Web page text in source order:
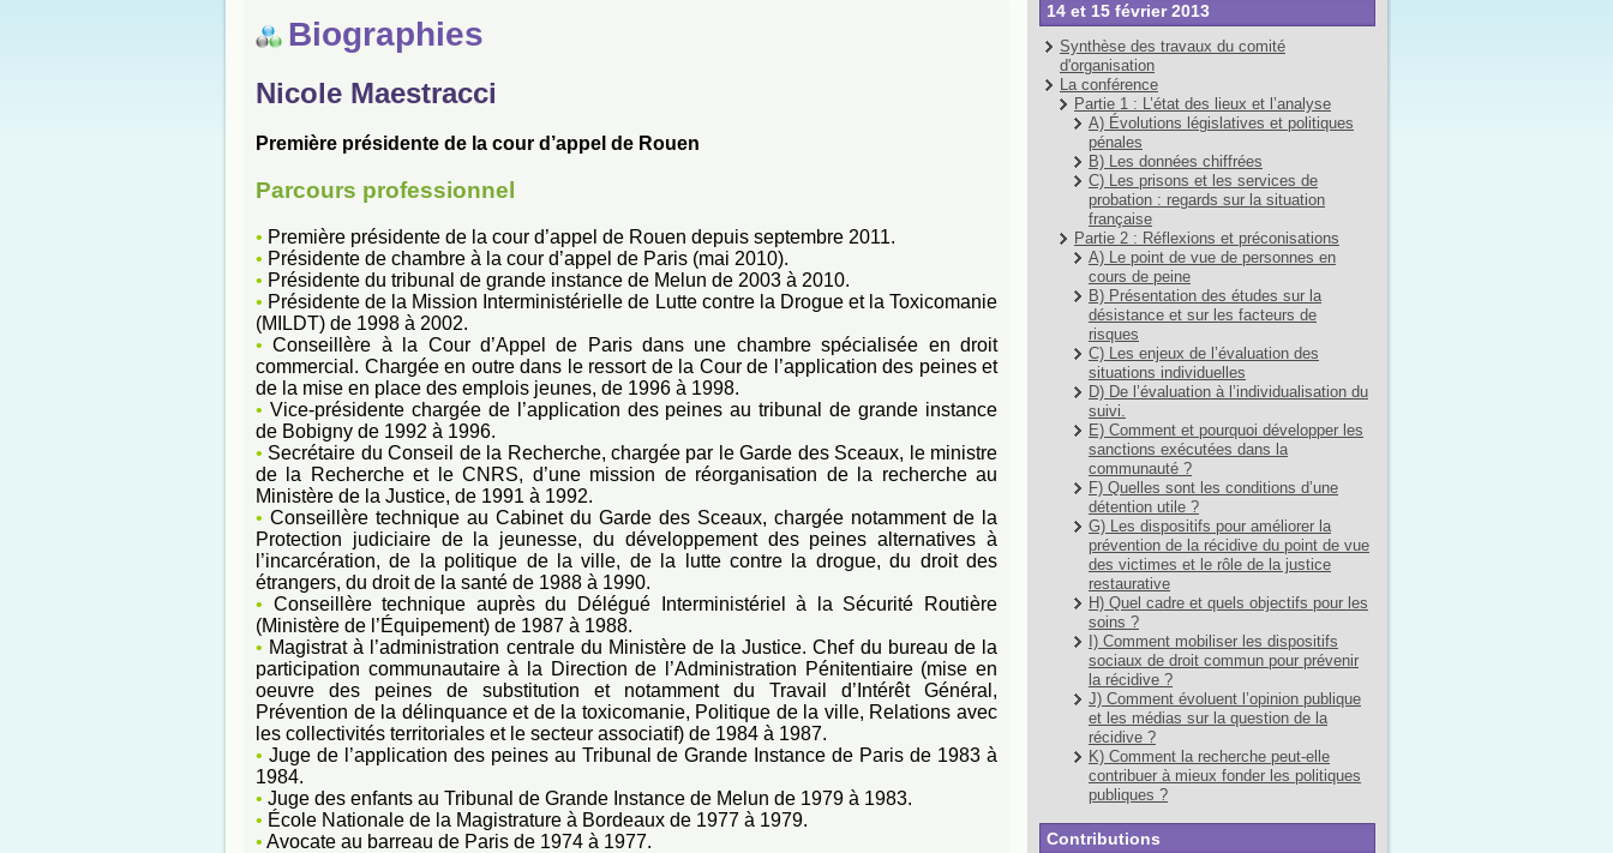
Biographies
Nicole Maestracci
Première présidente de la cour d’appel de Rouen
Parcours professionnel
• Première présidente de la cour d’appel de Rouen depuis septembre 2011.
• Présidente de chambre à la cour d’appel de Paris (mai 2010).
• Présidente du tribunal de grande instance de Melun de 2003 à 2010.
• Présidente de la Mission Interministérielle de Lutte contre la Drogue et la Toxicomanie
(MILDT) de 1998 à 2002.
• Conseillère à la Cour d’Appel de Paris dans une chambre spécialisée en droit
commercial. Chargée en outre dans le ressort de la Cour de l’application des peines et
de la mise en place des emplois jeunes, de 1996 à 1998.
• Vice-présidente chargée de l’application des peines au tribunal de grande instance
de Bobigny de 1992 à 1996.
• Secrétaire du Conseil de la Recherche, chargée par le Garde des Sceaux, le ministre
de la Recherche et le CNRS, d’une mission de réorganisation de la recherche au
Ministère de la Justice, de 1991 à 1992.
• Conseillère technique au Cabinet du Garde des Sceaux, chargée notamment de la
Protection judiciaire de la jeunesse, du développement des peines alternatives à
l’incarcération, de la politique de la ville, de la lutte contre la drogue, du droit des
étrangers, du droit de la santé de 1988 à 1990.
• Conseillère technique auprès du Délégué Interministériel à la Sécurité Routière
(Ministère de l’Équipement) de 1987 à 1988.
• Magistrat à l’administration centrale du Ministère de la Justice. Chef du bureau de la
participation communautaire à la Direction de l’Administration Pénitentiaire (mise en
oeuvre des peines de substitution et notamment du Travail d’Intérêt Général,
Prévention de la délinquance et de la toxicomanie, Politique de la ville, Relations avec
les collectivités territoriales et le secteur associatif) de 1984 à 1987.
• Juge de l’application des peines au Tribunal de Grande Instance de Paris de 1983 à
1984.
• Juge des enfants au Tribunal de Grande Instance de Melun de 1979 à 1983.
• École Nationale de la Magistrature à Bordeaux de 1977 à 1979.
• Avocate au barreau de Paris de 1974 à 1977.
14 et 15 février 2013
Synthèse des travaux du comité
d'organisation
La conférence
Partie 1 : L’état des lieux et l’analyse
A) Évolutions législatives et politiques
pénales
B) Les données chiffrées
C) Les prisons et les services de
probation : regards sur la situation
française
Partie 2 : Réflexions et préconisations
A) Le point de vue de personnes en
cours de peine
B) Présentation des études sur la
désistance et sur les facteurs de
risques
C) Les enjeux de l’évaluation des
situations individuelles
D) De l’évaluation à l’individualisation du
suivi.
E) Comment et pourquoi développer les
sanctions exécutées dans la
communauté ?
F) Quelles sont les conditions d’une
détention utile ?
G) Les dispositifs pour améliorer la
prévention de la récidive du point de vue
des victimes et le rôle de la justice
restaurative
H) Quel cadre et quels objectifs pour les
soins ?
I) Comment mobiliser les dispositifs
sociaux de droit commun pour prévenir
la récidive ?
J) Comment évoluent l’opinion publique
et les médias sur la question de la
récidive ?
K) Comment la recherche peut-elle
contribuer à mieux fonder les politiques
publiques ?
Contributions